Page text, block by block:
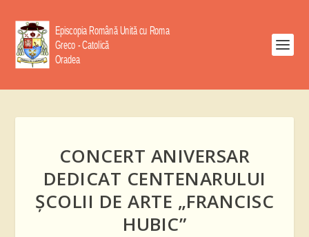
CONCERT ANIVERSAR
DEDICAT CENTENARULUI
ȘCOLII DE ARTE „FRANCISC
HUBIC”